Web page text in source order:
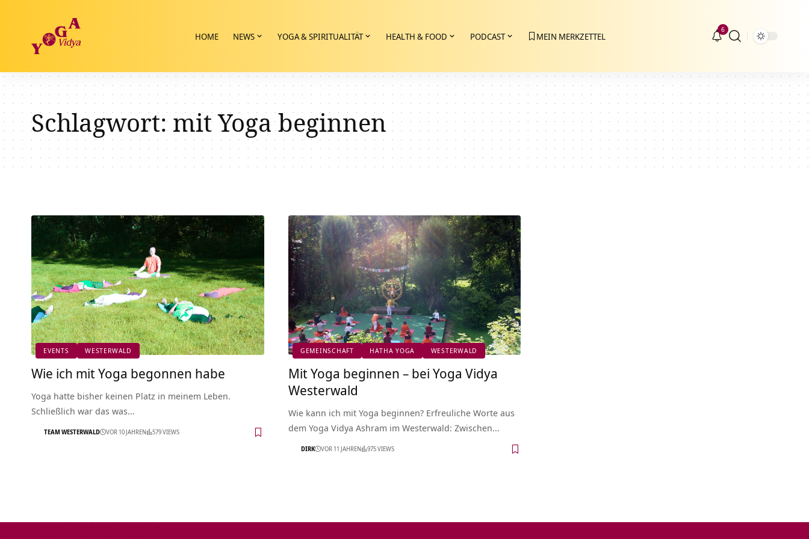
HOME NEWS YOGA & SPIRITUALITÄT HEALTH & FOOD PODCAST MEIN MERKZETTEL
6
Schlagwort:mit Yoga beginnen
EVENTS WESTERWALD
Wie ich mit Yoga begonnen habe
Yoga hatte bisher keinen Platz in meinem Leben.
Schließlich war das was…
TEAM WESTERWALD VOR 10 JAHREN 579 VIEWS
GEMEINSCHAFT HATHA YOGA WESTERWALD
Mit Yoga beginnen – bei Yoga Vidya
Westerwald
Wie kann ich mit Yoga beginnen? Erfreuliche Worte aus
dem Yoga Vidya Ashram im Westerwald: Zwischen…
DIRK VOR 11 JAHREN 975 VIEWS